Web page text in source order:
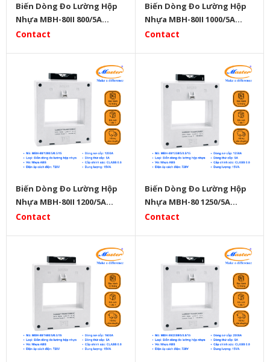
Biến Dòng Đo Lường Hộp
Nhựa MBH-80II 800/5A
Master
Contact
Biến Dòng Đo Lường Hộp
Nhựa MBH-80II 1000/5A
Master
Contact
Biến Dòng Đo Lường Hộp
Nhựa MBH-80II 1200/5A
Master
Contact
Biến Dòng Đo Lường Hộp
Nhựa MBH-80 1250/5A
Master
Contact